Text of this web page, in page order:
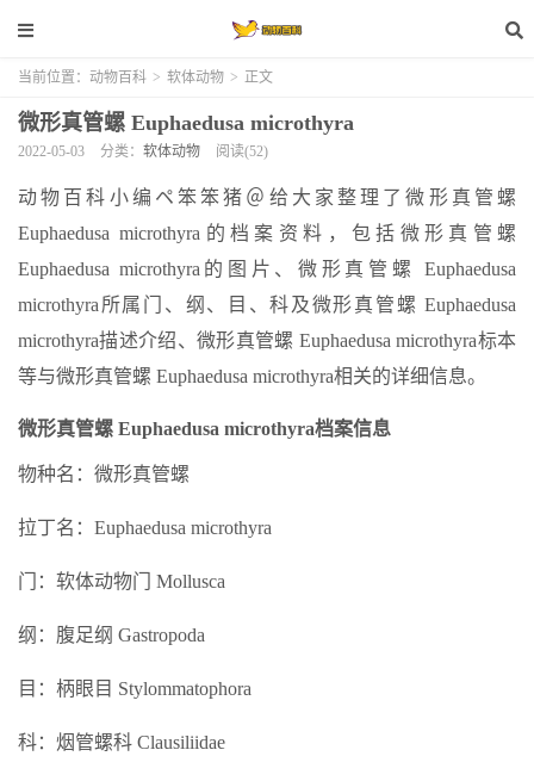
当前位置： 动物百科 > 软体动物 > 正文
微形真管螺 Euphaedusa microthyra
2022-05-03 分类： 软体动物 阅读(52)
动物百科小编ペ笨笨猪＠给大家整理了微形真管螺
Euphaedusa microthyra的档案资料，包括微形真管螺
Euphaedusa microthyra的图片、微形真管螺 Euphaedusa
microthyra所属门、纲、目、科及微形真管螺 Euphaedusa
microthyra描述介绍、微形真管螺 Euphaedusa microthyra标本
等与微形真管螺 Euphaedusa microthyra相关的详细信息。
微形真管螺 Euphaedusa microthyra档案信息
物种名：微形真管螺
拉丁名：Euphaedusa microthyra
门：软体动物门 Mollusca
纲：腹足纲 Gastropoda
目：柄眼目 Stylommatophora
科：烟管螺科 Clausiliidae